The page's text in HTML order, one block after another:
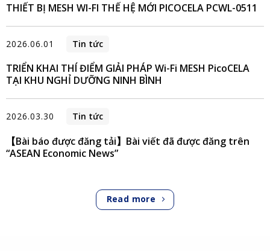
THIẾT BỊ MESH WI-FI THẾ HỆ MỚI PICOCELA PCWL-0511
2026.06.01 Tin tức
TRIỂN KHAI THÍ ĐIỂM GIẢI PHÁP Wi-Fi MESH PicoCELA
TẠI KHU NGHỈ DƯỠNG NINH BÌNH
2026.03.30 Tin tức
【Bài báo được đăng tải】Bài viết đã được đăng trên
“ASEAN Economic News”
Read more